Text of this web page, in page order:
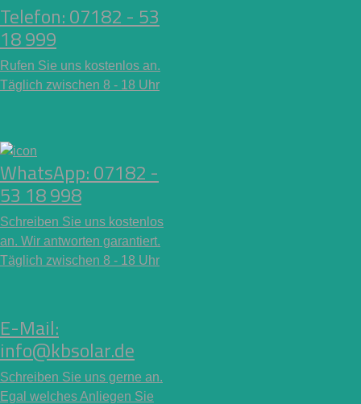
Telefon: 07182 - 53
18 999
Rufen Sie uns kostenlos an.
Täglich zwischen 8 - 18 Uhr
WhatsApp: 07182 -
53 18 998
Schreiben Sie uns kostenlos
an. Wir antworten garantiert.
Täglich zwischen 8 - 18 Uhr
E-Mail:
info@kbsolar.de
Schreiben Sie uns gerne an.
Egal welches Anliegen Sie